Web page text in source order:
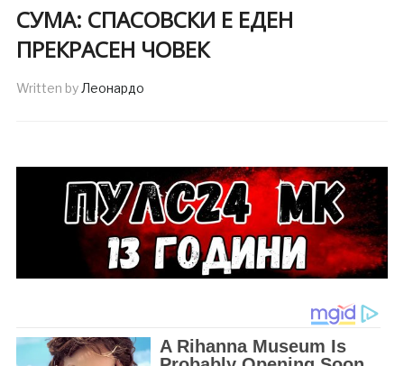
СУМА: СПАСОВСКИ Е ЕДЕН
ПРЕКРАСЕН ЧОВЕК
Written byЛеонардо